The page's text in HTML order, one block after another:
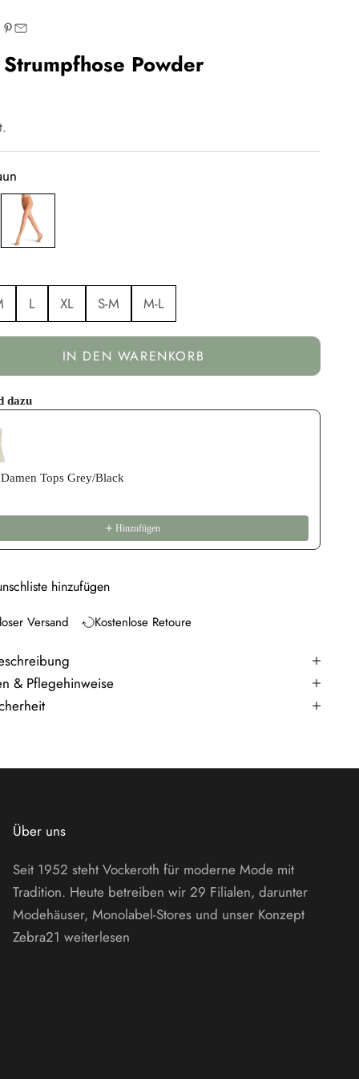
Powder
braun
L XL S-M M-L
IN DEN WARENKORB
dazu
and Next buttons to navigate through product
Tops Grey/Black
Hinzufügen
hinzufügen
Versand Kostenlose Retoure
& Pflegehinweise
Über uns
Seit 1952 steht Vockeroth für moderne Mode mit
Tradition. Heute betreiben wir 29 Filialen, darunter
Modehäuser, Monolabel-Stores und unser Konzept
Zebra21 weiterlesen